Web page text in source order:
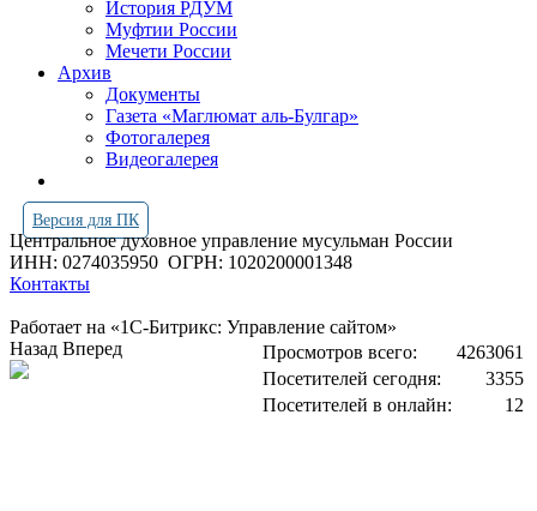
История РДУМ
Муфтии России
Мечети России
Архив
Документы
Газета «Маглюмат аль-Булгар»
Фотогалерея
Видеогалерея
Версия для ПК
Центральное духовное управление мусульман России
ИНН: 0274035950 ОГРН: 1020200001348
Контакты
Работает на «1С-Битрикс: Управление сайтом»
Просмотров всего:
4263061
Посетителей сегодня:
3355
Посетителей в онлайн:
12
Назад Вперед